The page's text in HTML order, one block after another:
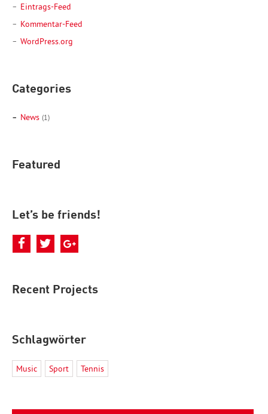
Eintrags-Feed
Kommentar-Feed
WordPress.org
Categories
News (1)
Featured
Let’s be friends!
Recent Projects
Schlagwörter
Music Sport Tennis